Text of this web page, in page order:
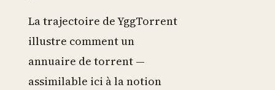
La trajectoire de YggTorrent
illustre comment un
annuaire de torrent —
assimilable ici à la notion